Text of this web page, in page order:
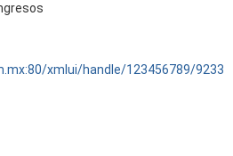
xmlui/handle/123456789/9233